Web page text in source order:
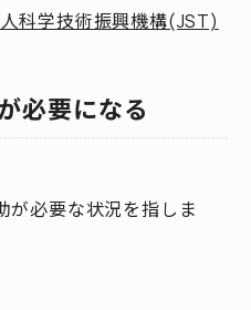
科学技術振興機構(JST)
必要になる
が必要な状況を指しま